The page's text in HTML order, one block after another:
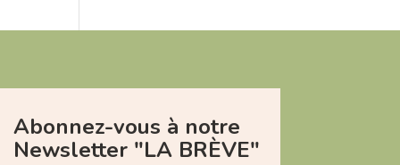
Abonnez-vous à notre
Newsletter "LA BRÈVE"